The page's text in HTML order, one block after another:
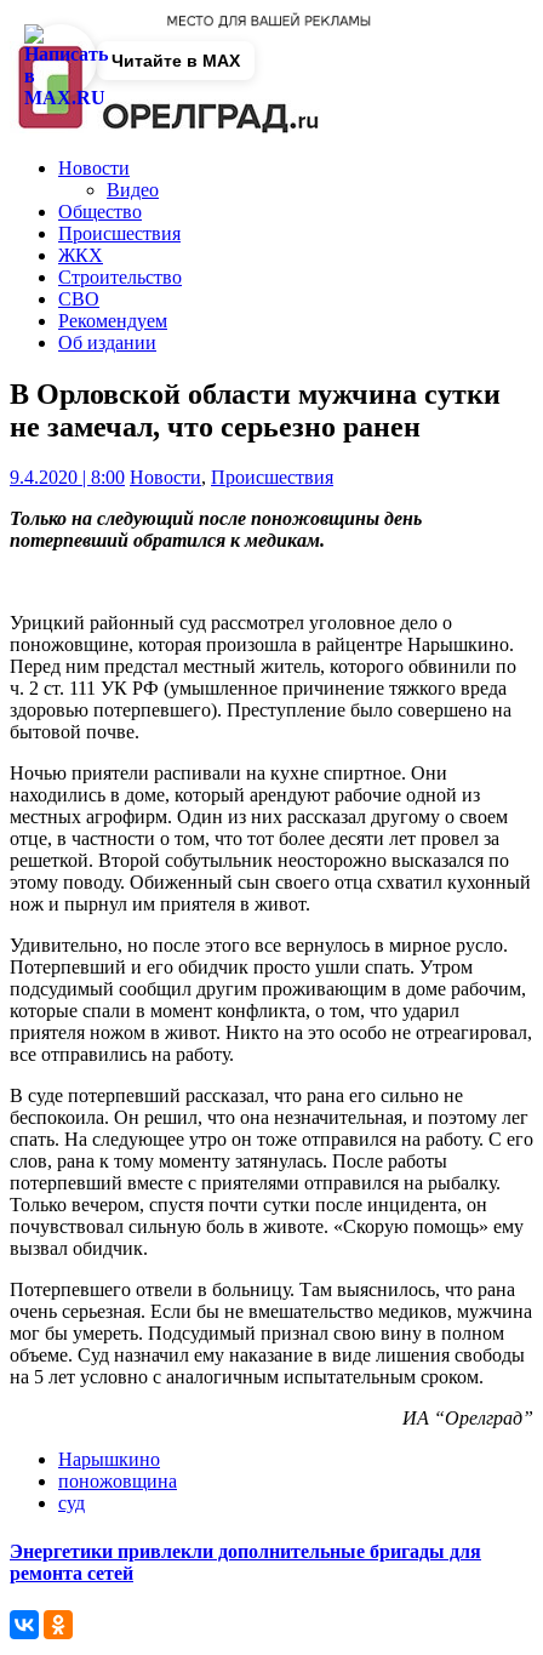
Новости
Видео
Общество
Происшествия
ЖКХ
Строительство
СВО
Рекомендуем
Об издании
В Орловской области мужчина сутки
не замечал, что серьезно ранен
9.4.2020 | 8:00 Новости, Происшествия
Только на следующий после поножовщины день
потерпевший обратился к медикам.
Урицкий районный суд рассмотрел уголовное дело о
поножовщине, которая произошла в райцентре Нарышкино.
Перед ним предстал местный житель, которого обвинили по
ч. 2 ст. 111 УК РФ (умышленное причинение тяжкого вреда
здоровью потерпевшего). Преступление было совершено на
бытовой почве.
Ночью приятели распивали на кухне спиртное. Они
находились в доме, который арендуют рабочие одной из
местных агрофирм. Один из них рассказал другому о своем
отце, в частности о том, что тот более десяти лет провел за
решеткой. Второй собутыльник неосторожно высказался по
этому поводу. Обиженный сын своего отца схватил кухонный
нож и пырнул им приятеля в живот.
Удивительно, но после этого все вернулось в мирное русло.
Потерпевший и его обидчик просто ушли спать. Утром
подсудимый сообщил другим проживающим в доме рабочим,
которые спали в момент конфликта, о том, что ударил
приятеля ножом в живот. Никто на это особо не отреагировал,
все отправились на работу.
В суде потерпевший рассказал, что рана его сильно не
беспокоила. Он решил, что она незначительная, и поэтому лег
спать. На следующее утро он тоже отправился на работу. С его
слов, рана к тому моменту затянулась. После работы
потерпевший вместе с приятелями отправился на рыбалку.
Только вечером, спустя почти сутки после инцидента, он
почувствовал сильную боль в животе. «Скорую помощь» ему
вызвал обидчик.
Потерпевшего отвели в больницу. Там выяснилось, что рана
очень серьезная. Если бы не вмешательство медиков, мужчина
мог бы умереть. Подсудимый признал свою вину в полном
объеме. Суд назначил ему наказание в виде лишения свободы
на 5 лет условно с аналогичным испытательным сроком.
ИА “Орелград”
Нарышкино
поножовщина
суд
Энергетики привлекли дополнительные бригады для
ремонта сетей
Читайте в MAX